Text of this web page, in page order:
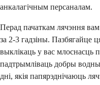
анкалагічным персаналам.
Перад пачаткам лячэння
за 2-3 гадзіны. Пазбягайце
выклікаць у вас млоснасць
падтрымліваць добры
дні, якія папярэднічаюць